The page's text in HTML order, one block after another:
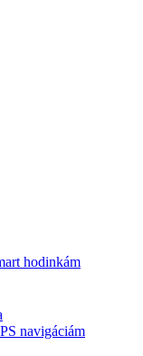
hodinkám
navigáciám